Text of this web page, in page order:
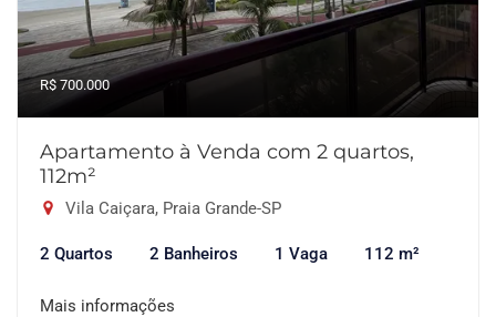
R$ 700.000
Apartamento à Venda com 2 quartos,
112m²
Vila Caiçara, Praia Grande-SP
2 Quartos 2 Banheiros 1 Vaga 112 m²
Mais informações